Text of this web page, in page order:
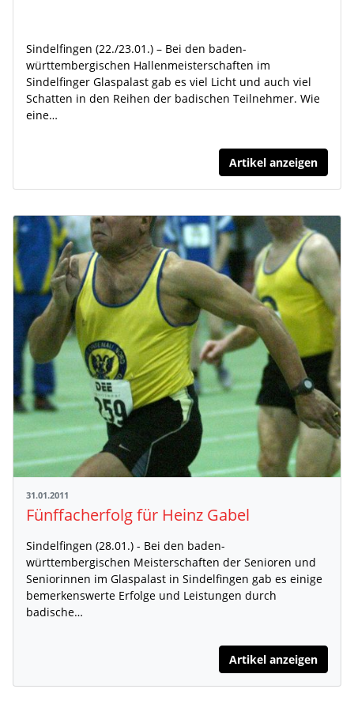
Sindelfingen (22./23.01.) – Bei den baden-
württembergischen Hallenmeisterschaften im
Sindelfinger Glaspalast gab es viel Licht und auch viel
Schatten in den Reihen der badischen Teilnehmer. Wie
eine…
Artikel anzeigen
31.01.2011
Fünffacherfolg für Heinz Gabel
Sindelfingen (28.01.) - Bei den baden-
württembergischen Meisterschaften der Senioren und
Seniorinnen im Glaspalast in Sindelfingen gab es einige
bemerkenswerte Erfolge und Leistungen durch
badische…
Artikel anzeigen